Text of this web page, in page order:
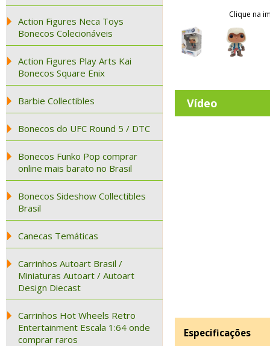
Action Figures Neca Toys
Bonecos Colecionáveis
Action Figures Play Arts Kai
Bonecos Square Enix
Barbie Collectibles
Bonecos do UFC Round 5 / DTC
Bonecos Funko Pop comprar
online mais barato no Brasil
Bonecos Sideshow Collectibles
Brasil
Canecas Temáticas
Carrinhos Autoart Brasil /
Miniaturas Autoart / Autoart
Design Diecast
Carrinhos Hot Wheels Retro
Entertainment Escala 1:64 onde
comprar raros
Clique na
Vídeo
Especificações